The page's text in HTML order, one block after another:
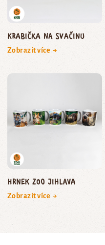
Krabička na svačinu
Zobrazit více →
Hrnek Zoo Jihlava
Zobrazit více →